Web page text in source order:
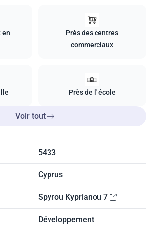
en
Près des centres
commerciaux
Près de l' école
Voir tout
5433
Cyprus
Spyrou Kyprianou 7
Développement